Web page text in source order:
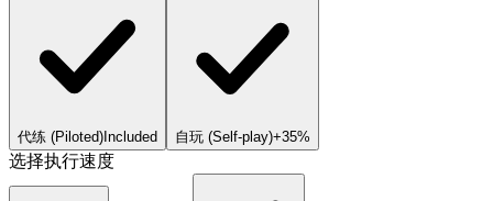
代练 (Piloted) Included 自玩 (Self-play)+35%
选择执行速度